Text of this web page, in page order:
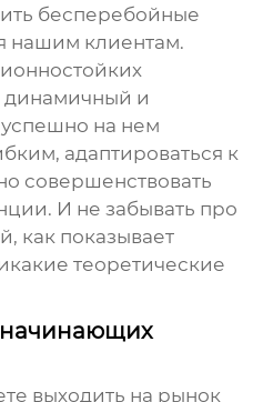
бесперебойные
нашим клиентам.
динамичный и
на нем
адаптироваться к
совершенствовать
И не забывать про
как показывает
теоретические
выходить на рынок